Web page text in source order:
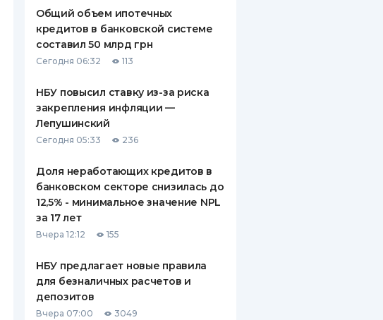
Общий объем ипотечных
кредитов в банковской системе
составил 50 млрд грн
Сегодня 06:32 113
НБУ повысил ставку из-за риска
закрепления инфляции —
Лепушинский
Сегодня 05:33 236
Доля неработающих кредитов в
банковском секторе снизилась до
12,5% - минимальное значение NPL
за 17 лет
Вчера 12:12 155
НБУ предлагает новые правила
для безналичных расчетов и
депозитов
Вчера 07:00 3049